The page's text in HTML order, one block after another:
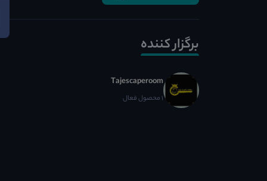
برگزار کننده
Tajescaperoom
1 محصول فعال